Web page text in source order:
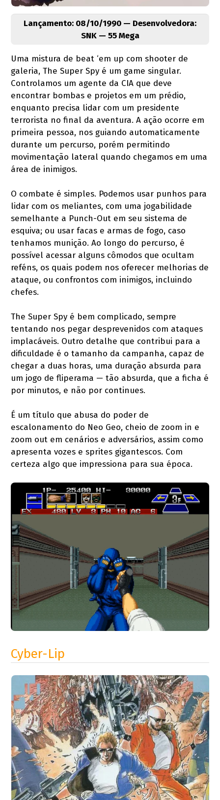
Lançamento: 08/10/1990 — Desenvolvedora:
SNK — 55 Mega
Uma mistura de beat ‘em up com shooter de
galeria, The Super Spy é um game singular.
Controlamos um agente da CIA que deve
encontrar bombas e projetos em um prédio,
enquanto precisa lidar com um presidente
terrorista no final da aventura. A ação ocorre em
primeira pessoa, nos guiando automaticamente
durante um percurso, porém permitindo
movimentação lateral quando chegamos em uma
área de inimigos.
O combate é simples. Podemos usar punhos para
lidar com os meliantes, com uma jogabilidade
semelhante a Punch-Out em seu sistema de
esquiva; ou usar facas e armas de fogo, caso
tenhamos munição. Ao longo do percurso, é
possível acessar alguns cômodos que ocultam
reféns, os quais podem nos oferecer melhorias de
ataque, ou confrontos com inimigos, incluindo
chefes.
The Super Spy é bem complicado, sempre
tentando nos pegar desprevenidos com ataques
implacáveis. Outro detalhe que contribui para a
dificuldade é o tamanho da campanha, capaz de
chegar a duas horas, uma duração absurda para
um jogo de fliperama — tão absurda, que a ficha é
por minutos, e não por continues.
É um título que abusa do poder de
escalonamento do Neo Geo, cheio de zoom in e
zoom out em cenários e adversários, assim como
apresenta vozes e sprites gigantescos. Com
certeza algo que impressiona para sua época.
Cyber-Lip